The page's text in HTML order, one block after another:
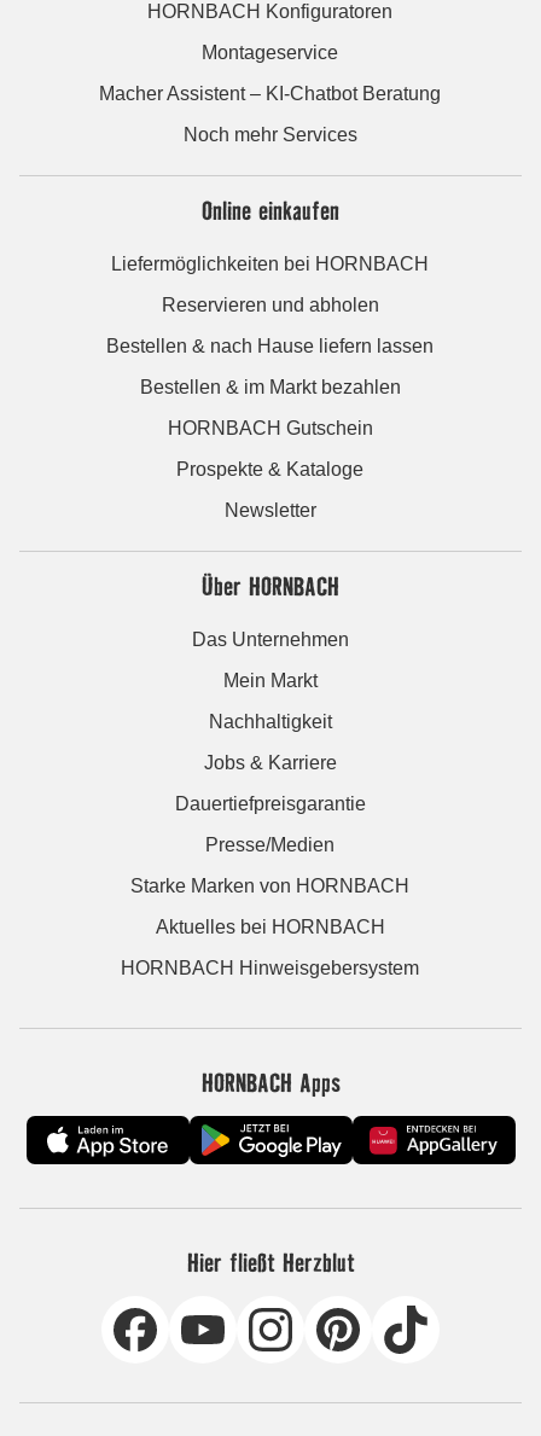
HORNBACH Konfiguratoren
Montageservice
Macher Assistent – KI-Chatbot Beratung
Noch mehr Services
Online einkaufen
Liefermöglichkeiten bei HORNBACH
Reservieren und abholen
Bestellen & nach Hause liefern lassen
Bestellen & im Markt bezahlen
HORNBACH Gutschein
Prospekte & Kataloge
Newsletter
Über HORNBACH
Das Unternehmen
Mein Markt
Nachhaltigkeit
Jobs & Karriere
Dauertiefpreisgarantie
Presse/Medien
Starke Marken von HORNBACH
Aktuelles bei HORNBACH
HORNBACH Hinweisgebersystem
HORNBACH Apps
Hier fließt Herzblut